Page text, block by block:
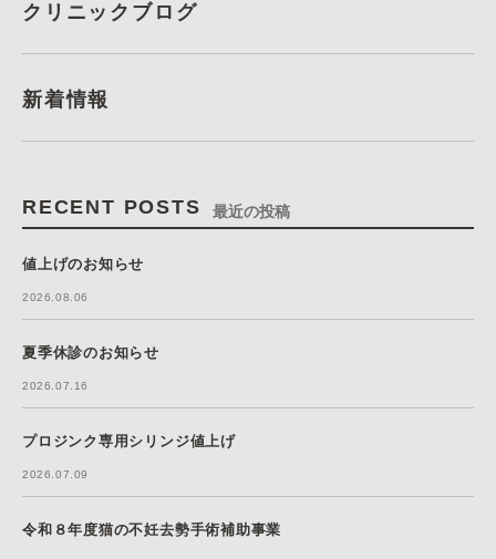
クリニックブログ
新着情報
RECENT POSTS 最近の投稿
値上げのお知らせ
2026.08.06
夏季休診のお知らせ
2026.07.16
プロジンク専用シリンジ値上げ
2026.07.09
令和８年度猫の不妊去勢手術補助事業